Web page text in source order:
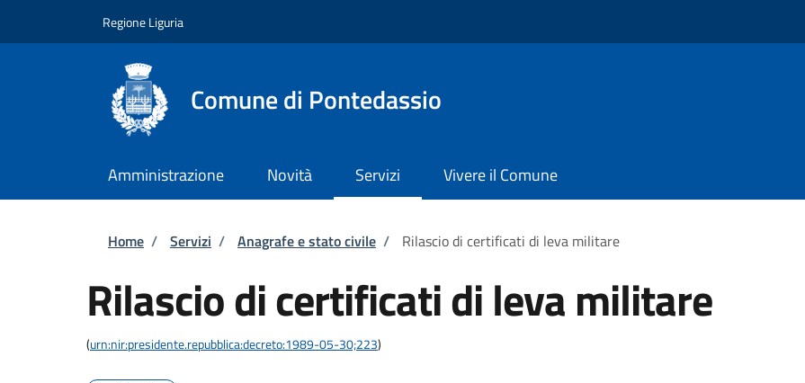
Regione Liguria
Comune di Pontedassio
Amministrazione Novità Servizi Vivere il Comune
Briciole di pane
Home / Servizi / Anagrafe e stato civile / Rilascio di certificati di leva militare
Rilascio di certificati di leva militare
(urn:nir:presidente.repubblica:decreto:1989-05-30;223)